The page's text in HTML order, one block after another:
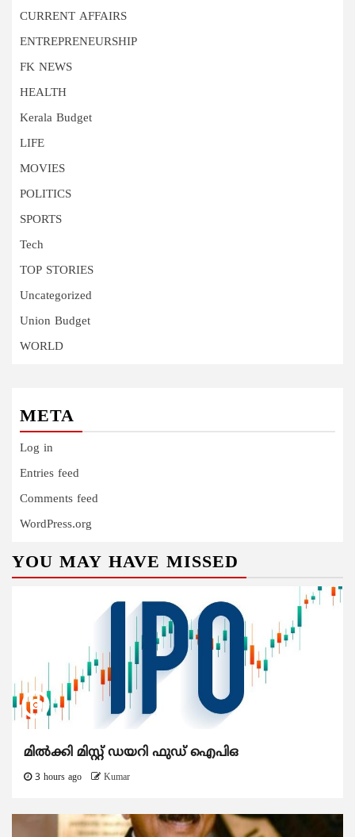
CURRENT AFFAIRS
ENTREPRENEURSHIP
FK NEWS
HEALTH
Kerala Budget
LIFE
MOVIES
POLITICS
SPORTS
Tech
TOP STORIES
Uncategorized
Union Budget
WORLD
META
Log in
Entries feed
Comments feed
WordPress.org
YOU MAY HAVE MISSED
മിൽക്കി മിസ്റ്റ് ഡയറി ഫുഡ് ഐപിഒ
3 hours ago Kumar